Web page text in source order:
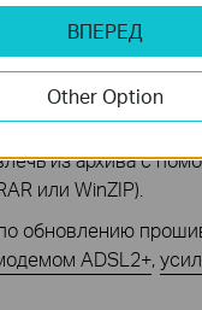
программы, для
подключение,
кабель от
обновления
из архива с
или WinZIP).
обновлению
ADSL2+,
ВПЕРЕД
Other Option